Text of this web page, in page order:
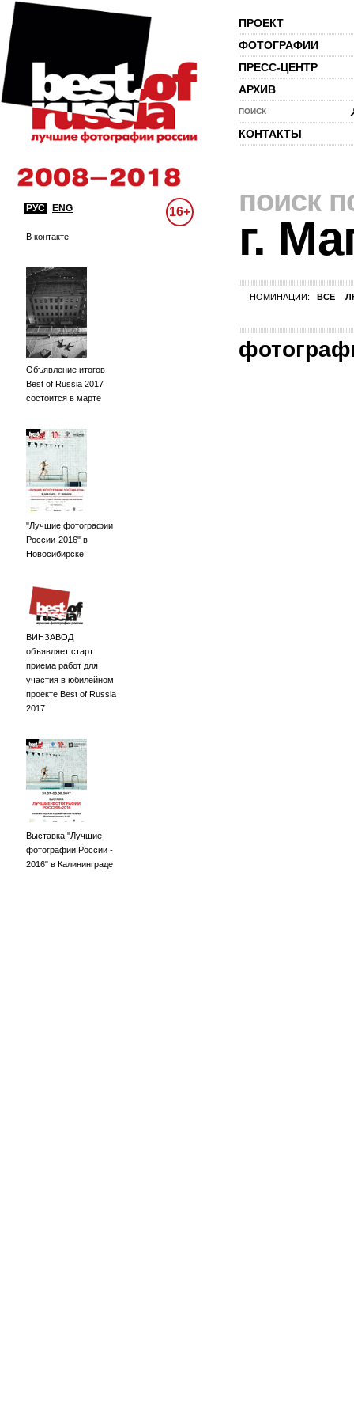
ПРОЕКТ
ФОТОГРАФИИ
ПРЕСС-ЦЕНТР
АРХИВ
ПОИСК
КОНТАКТЫ
РУС ENG 16+
В контакте
Объявление итогов
Best of Russia 2017
состоится в марте
"Лучшие фотографии
России-2016" в
Новосибирске!
ВИНЗАВОД
объявляет старт
приема работ для
участия в юбилейном
проекте Best of Russia
2017
Выставка "Лучшие
фотографии России -
2016" в Калининграде
поиск
г.
НОМИНАЦИИ: ВСЕ